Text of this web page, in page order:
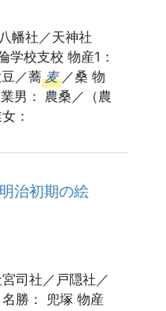
幡社／天神社
学校支校 物産1：
豆／蕎麦 ／桑 物
男： 農桑／（農
：
治初期の絵
司社／戸隠社／
勝： 兜塚 物産